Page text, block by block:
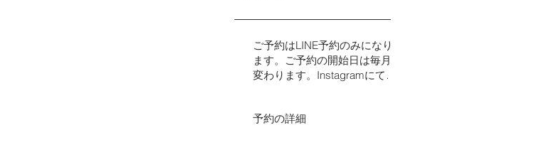
ご予約はLINE予約のみになり
ます。ご予約の開始日は毎月
変わります。Instagramにてご
予約の詳細